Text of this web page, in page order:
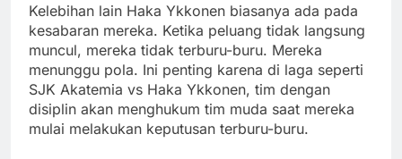
Kelebihan lain Haka Ykkonen biasanya ada pada
kesabaran mereka. Ketika peluang tidak langsung
muncul, mereka tidak terburu-buru. Mereka
menunggu pola. Ini penting karena di laga seperti
SJK Akatemia vs Haka Ykkonen, tim dengan
disiplin akan menghukum tim muda saat mereka
mulai melakukan keputusan terburu-buru.